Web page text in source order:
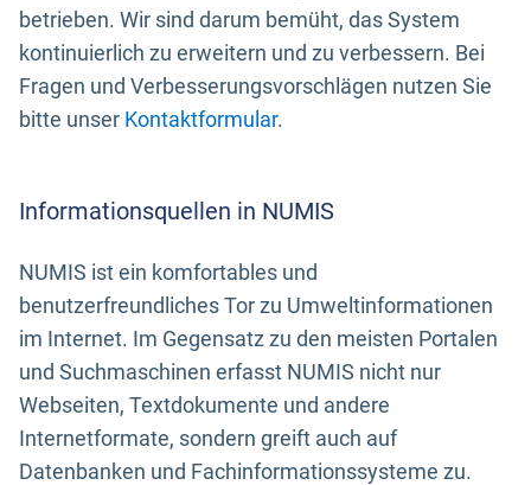
betrieben. Wir sind darum bemüht, das System
kontinuierlich zu erweitern und zu verbessern. Bei
Fragen und Verbesserungsvorschlägen nutzen Sie
bitte unser Kontaktformular.
Informationsquellen in NUMIS
NUMIS ist ein komfortables und
benutzerfreundliches Tor zu Umweltinformationen
im Internet. Im Gegensatz zu den meisten Portalen
und Suchmaschinen erfasst NUMIS nicht nur
Webseiten, Textdokumente und andere
Internetformate, sondern greift auch auf
Datenbanken und Fachinformationssysteme zu.